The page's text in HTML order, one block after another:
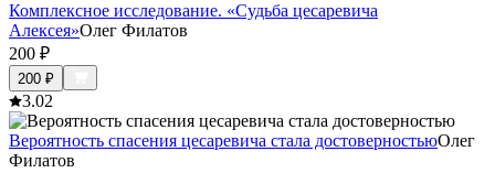
Комплексное исследование. «Судьба цесаревича
Алексея»Олег Филатов
200 ₽
200 ₽
3.02
Вероятность спасения цесаревича стала достоверностьюОлег
Филатов